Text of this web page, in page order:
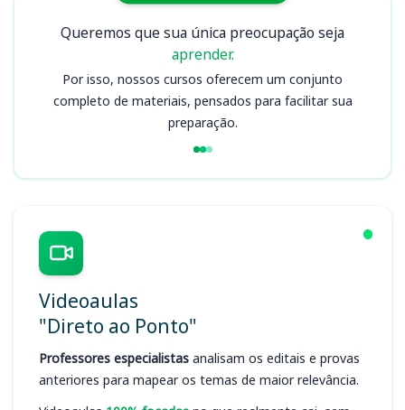
Queremos que sua única preocupação seja
aprender.
Por isso, nossos cursos oferecem um conjunto
completo de materiais, pensados para facilitar sua
preparação.
Videoaulas
"Direto ao Ponto"
Professores especialistas analisam os editais e provas
anteriores para mapear os temas de maior relevância.